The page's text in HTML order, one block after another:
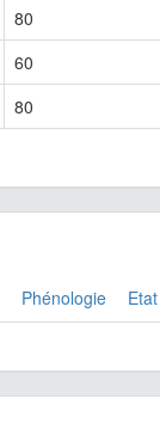
80
60
80
Phénologie